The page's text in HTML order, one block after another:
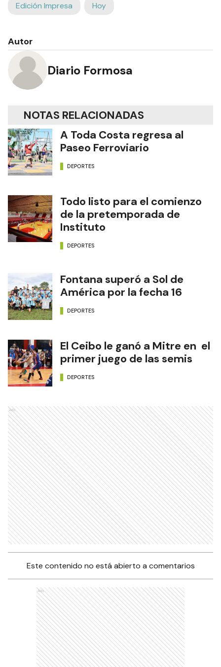
Edición Impresa Hoy
Autor
Diario Formosa
NOTAS RELACIONADAS
A Toda Costa regresa al
Paseo Ferroviario
DEPORTES
Todo listo para el comienzo
de la pretemporada de
Instituto
DEPORTES
Fontana superó a Sol de
América por la fecha 16
DEPORTES
El Ceibo le ganó a Mitre en el
primer juego de las semis
DEPORTES
Ads
Este contenido no está abierto a comentarios
Ads